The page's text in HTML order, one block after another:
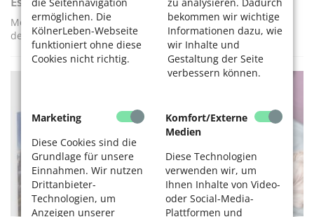
ermöglichen. Die
KölnerLeben-Webseite
funktioniert ohne diese
Cookies nicht richtig.
bekommen wir wichtige
Informationen dazu, wie
wir Inhalte und
Gestaltung der Seite
verbessern können.
Marketing
Diese Cookies sind die
Grundlage für unsere
Einnahmen. Wir nutzen
Drittanbieter-
Technologien, um
Anzeigen unserer
Komfort/Externe
Medien
Diese Technologien
verwenden wir, um
Ihnen Inhalte von Video-
oder Social-Media-
Plattformen und
Menüdienste: Worauf sollten Senioren und Angehörige bei
der Auswahl achten?